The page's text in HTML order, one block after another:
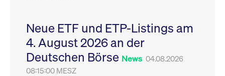
Neue ETF und ETP-Listings am
4. August 2026 an der
Deutschen Börse News 04.08.2026
08:15:00 MESZ